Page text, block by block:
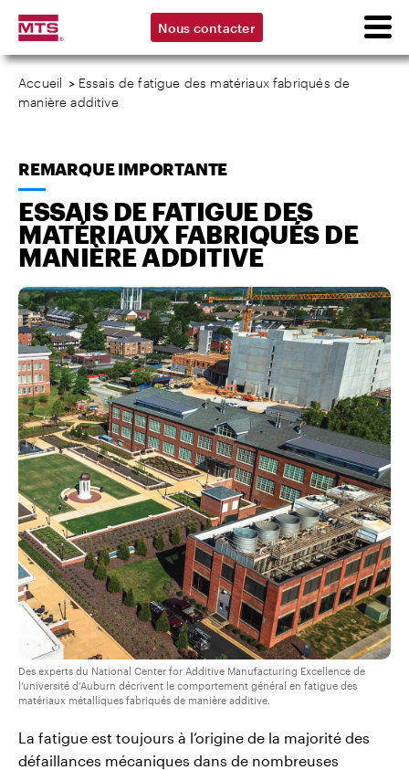
Nous contacter
Accueil > Essais de fatigue des matériaux fabriqués de
manière additive
REMARQUE IMPORTANTE
ESSAIS DE FATIGUE DES
MATÉRIAUX FABRIQUÉS DE
MANIÈRE ADDITIVE
Des experts du National Center for Additive Manufacturing Excellence de
l’université d’Auburn décrivent le comportement général en fatigue des
matériaux métalliques fabriqués de manière additive.
La fatigue est toujours à l’origine de la majorité des
défaillances mécaniques dans de nombreuses